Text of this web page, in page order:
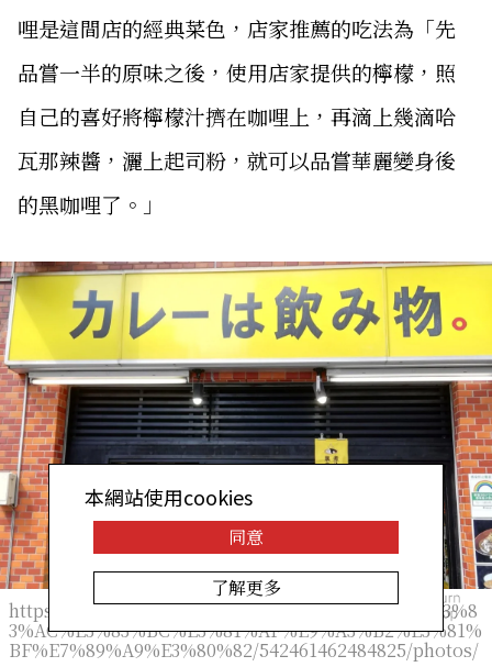
哩是這間店的經典菜色，店家推薦的吃法為「先
品嘗一半的原味之後，使用店家提供的檸檬，照
自己的喜好將檸檬汁擠在咖哩上，再滴上幾滴哈
瓦那辣醬，灑上起司粉，就可以品嘗華麗變身後
的黑咖哩了。」
https://www.facebook.com/pages/%E3%82%AB%E3%8
3%AC%E3%83%BC%E3%81%AF%E9%A3%B2%E3%81%
BF%E7%89%A9%E3%80%82/542461462484825/photos/
本網站使用cookies
同意
了解更多